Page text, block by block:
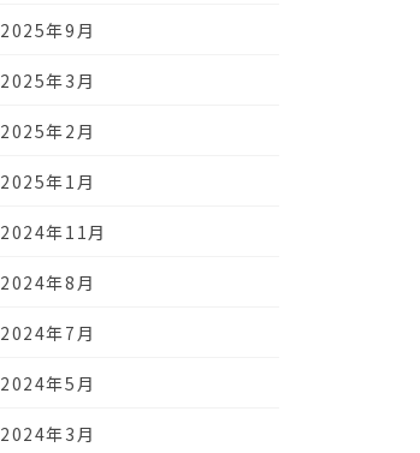
2025年9月
2025年3月
2025年2月
2025年1月
2024年11月
2024年8月
2024年7月
2024年5月
2024年3月